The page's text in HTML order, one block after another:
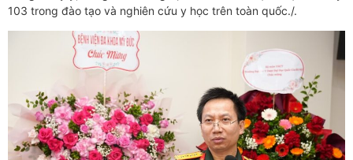
103 trong đào tạo và nghiên cứu y học trên toàn quốc./.